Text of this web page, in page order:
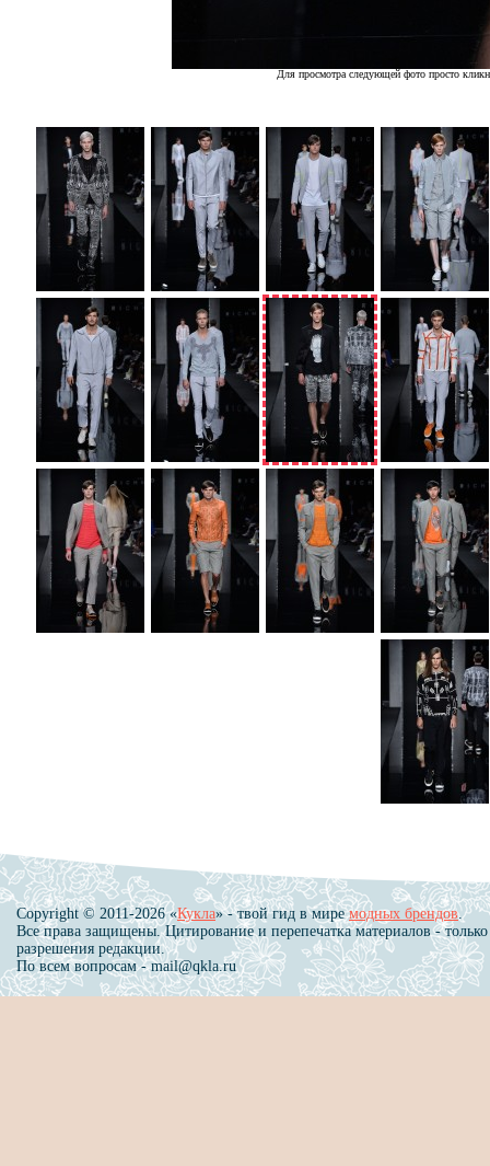
Для просмотра следующей фото просто
Copyright © 2011-2026 «Кукла» - твой гид в миремодных брендов.
Все права защищены. Цитирование и перепечатка материалов - только
разрешения редакции.
По всем вопросам - mail@qkla.ru